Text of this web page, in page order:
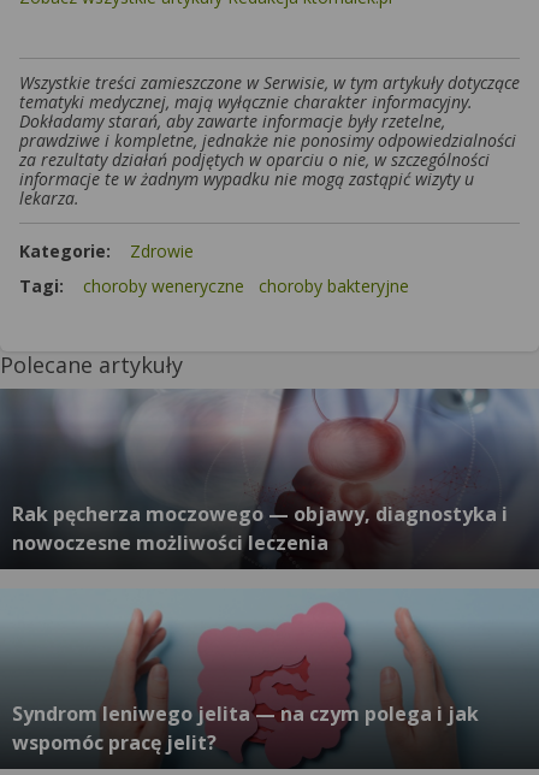
Wszystkie treści zamieszczone w Serwisie, w tym artykuły dotyczące
tematyki medycznej, mają wyłącznie charakter informacyjny.
Dokładamy starań, aby zawarte informacje były rzetelne,
prawdziwe i kompletne, jednakże nie ponosimy odpowiedzialności
za rezultaty działań podjętych w oparciu o nie, w szczególności
informacje te w żadnym wypadku nie mogą zastąpić wizyty u
lekarza.
Kategorie:
Zdrowie
Tagi:
choroby weneryczne choroby bakteryjne
Polecane artykuły
Rak pęcherza moczowego — objawy, diagnostyka i
nowoczesne możliwości leczenia
Syndrom leniwego jelita — na czym polega i jak
wspomóc pracę jelit?